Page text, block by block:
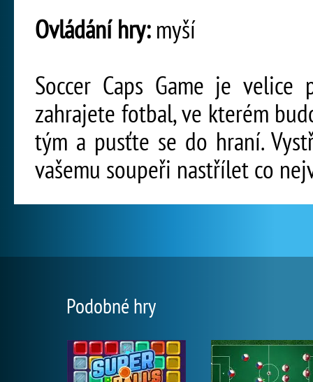
Ovládání hry:myší
Soccer Caps Game je
zahrajete fotbal, ve kterém
tým a pusťte se do hraní.
vašemu soupeři nastřílet co
Podobné hry